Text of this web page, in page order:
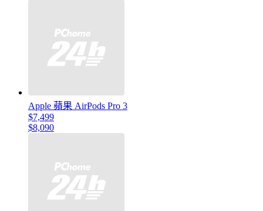
Apple 蘋果 AirPods Pro 3
$7,499
$8,090